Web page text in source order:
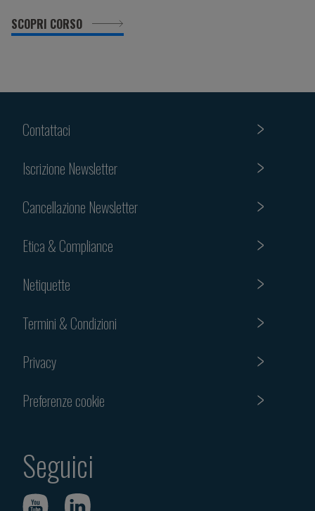
SCOPRI CORSO
Contattaci
Iscrizione Newsletter
Cancellazione Newsletter
Etica & Compliance
Netiquette
Termini & Condizioni
Privacy
Preferenze cookie
Seguici